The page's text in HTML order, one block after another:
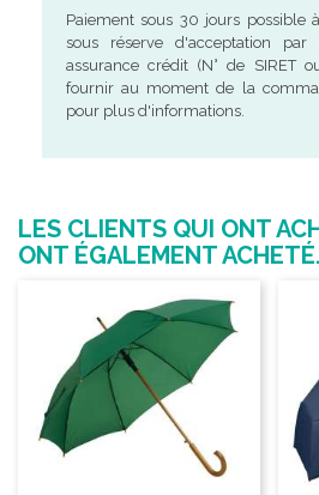
Paiement sous 30 jours
sous réserve d'acceptation par
assurance crédit (N° de SIRET
fournir au moment de la
pour plus d'informations.
LES CLIENTS QUI ONT
ONT ÉGALEMENT